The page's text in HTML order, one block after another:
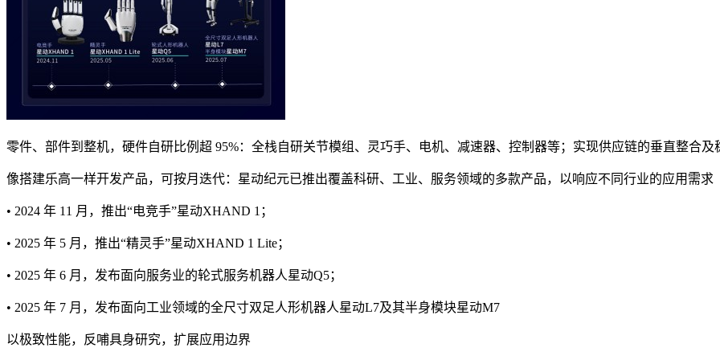
零件、部件到整机，硬件自研比例超 95%：全栈自研关节模组、灵巧手、电机、减速器、控制器等；实现供应链的垂直整合及
像搭建乐高一样开发产品，可按月迭代：星动纪元已推出覆盖科研、工业、服务领域的多款产品，以响应不同行业的应用需求
• 2024 年 11 月，推出“电竞手”星动XHAND 1；
• 2025 年 5 月，推出“精灵手”星动XHAND 1 Lite；
• 2025 年 6 月，发布面向服务业的轮式服务机器人星动Q5；
• 2025 年 7 月，发布面向工业领域的全尺寸双足人形机器人星动L7及其半身模块星动M7
以极致性能，反哺具身研究，扩展应用边界